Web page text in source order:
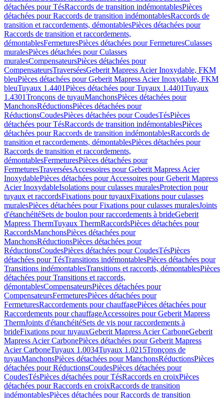
détachées pour TésRaccords de transition indémontablesPièces
détachées pour Raccords de transition indémontablesRaccords de
transition et raccordements, démontablesPièces détachées pour
Raccords de transition et raccordements,
démontablesFermeturesPièces détachées pour FermeturesCulasses
muralesPièces détachées pour Culasses
muralesCompensateursPièces détachées pour
CompensateursTraverséesGeberit Mapress Acier Inoxydable, FKM
bleuPièces détachées pour Geberit Mapress Acier Inoxydable, FKM
bleuTuyaux 1.4401Pièces détachées pour Tuyaux 1.4401Tuyaux
1.4301Tronçons de tuyauManchonsPièces détachées pour
ManchonsRéductionsPièces détachées pour
RéductionsCoudesPièces détachées pour CoudesTésPièces
détachées pour TésRaccords de transition indémontablesPièces
détachées pour Raccords de transition indémontablesRaccords de
transition et raccordements, démontablesPièces détachées pour
Raccords de transition et raccordements,
démontablesFermeturesPièces détachées pour
FermeturesTraverséesAccessoires pour Geberit Mapress Acier
InoxydablePièces détachées pour Accessoires pour Geberit Mapress
Acier InoxydableIsolations pour culasses muralesProtection pour
tuyaux et raccordsFixations pour tuyauxFixations pour culasses
muralesPièces détachées pour Fixations pour culasses muralesJoints
d'étanchéitéSets de boulon pour raccordements à brideGeberit
Mapress ThermTuyaux ThermRaccordsPièces détachées pour
RaccordsManchonsPièces détachées pour
ManchonsRéductionsPièces détachées pour
RéductionsCoudesPièces détachées pour CoudesTésPièces
détachées pour TésTransitions indémontablesPièces détachées pour
Transitions indémontablesTransitions et raccords, démontablesPièces
détachées pour Transitions et raccords,
démontablesCompensateursPièces détachées pour
CompensateursFermeturesPièces détachées pour
FermeturesRaccordements pour chauffagePièces détachées pour
Raccordements pour chauffageAccessoires pour Geberit Mapress
ThermJoints d'étanchéitéSets de vis pour raccordements à
brideFixations pour tuyauxGeberit Mapress Acier CarboneGeberit
Mapress Acier CarbonePièces détachées pour Geberit Mapress
Acier CarboneTuyaux 1.0034Tuyaux 1.0215Tronçons de
tuyauManchonsPièces détachées pour ManchonsRéductionsPièces
détachées pour RéductionsCoudesPièces détachées pour
CoudesTésPièces détachées pour TésRaccords en croixPièces
détachées pour Raccords en croixRaccords de transition
indémontablesPièces détachées pour Raccords de transition